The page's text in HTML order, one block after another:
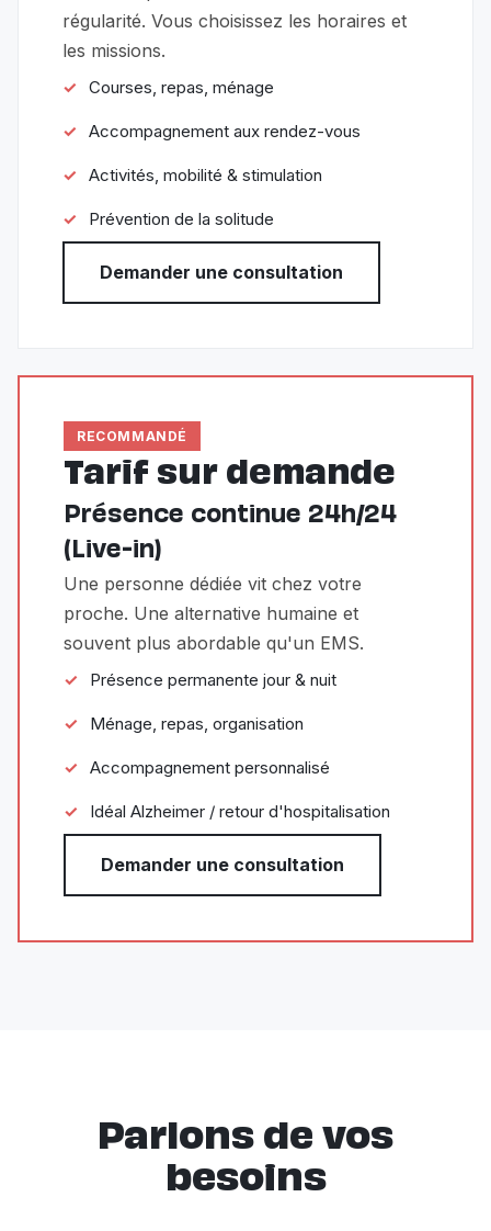
régularité. Vous choisissez les horaires et
les missions.
Courses, repas, ménage
Accompagnement aux rendez-vous
Activités, mobilité & stimulation
Prévention de la solitude
Demander une consultation
RECOMMANDÉ
Tarif sur demande
Présence continue 24h/24
(Live-in)
Une personne dédiée vit chez votre
proche. Une alternative humaine et
souvent plus abordable qu'un EMS.
Présence permanente jour & nuit
Ménage, repas, organisation
Accompagnement personnalisé
Idéal Alzheimer / retour d'hospitalisation
Demander une consultation
Parlons de vos
besoins